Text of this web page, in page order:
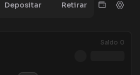
Depositar Retirar
Saldo 0